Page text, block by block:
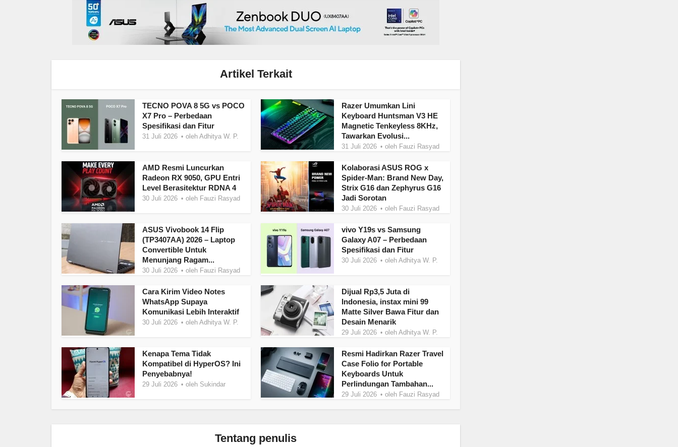
Artikel Terkait
TECNO POVA 8 5G vs POCO
X7 Pro – Perbedaan
Spesifikasi dan Fitur
31 Juli 2026 oleh Adhitya W. P.
Razer Umumkan Lini
Keyboard Huntsman V3 HE
Magnetic Tenkeyless 8KHz,
Tawarkan Evolusi...
31 Juli 2026 oleh Fauzi Rasyad
AMD Resmi Luncurkan
Radeon RX 9050, GPU Entri
Level Berasitektur RDNA 4
30 Juli 2026 oleh Fauzi Rasyad
Kolaborasi ASUS ROG x
Spider-Man: Brand New Day,
Strix G16 dan Zephyrus G16
Jadi Sorotan
30 Juli 2026 oleh Fauzi Rasyad
ASUS Vivobook 14 Flip
(TP3407AA) 2026 – Laptop
Convertible Untuk
Menunjang Ragam...
30 Juli 2026 oleh Fauzi Rasyad
vivo Y19s vs Samsung
Galaxy A07 – Perbedaan
Spesifikasi dan Fitur
30 Juli 2026 oleh Adhitya W. P.
Cara Kirim Video Notes
WhatsApp Supaya
Komunikasi Lebih Interaktif
30 Juli 2026 oleh Adhitya W. P.
Dijual Rp3,5 Juta di
Indonesia, instax mini 99
Matte Silver Bawa Fitur dan
Desain Menarik
29 Juli 2026 oleh Adhitya W. P.
Kenapa Tema Tidak
Kompatibel di HyperOS? Ini
Penyebabnya!
29 Juli 2026 oleh Sukindar
Resmi Hadirkan Razer Travel
Case Folio for Portable
Keyboards Untuk
Perlindungan Tambahan...
29 Juli 2026 oleh Fauzi Rasyad
Tentang penulis